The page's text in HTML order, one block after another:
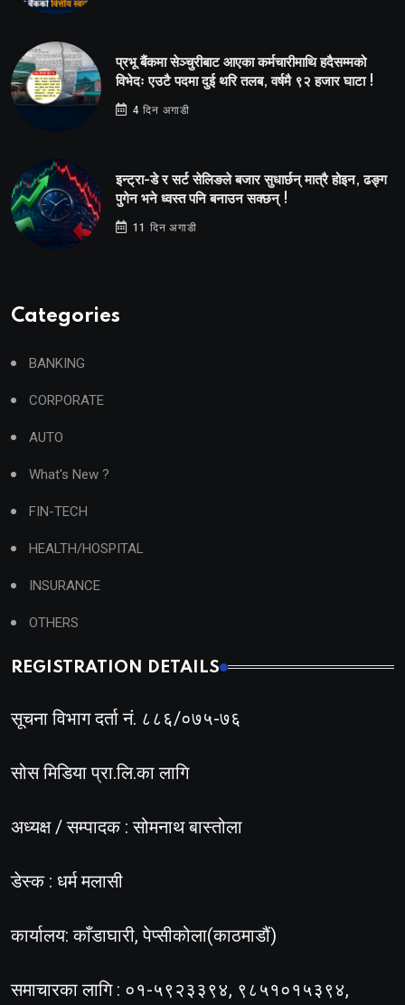
प्रभू बैंकमा सेञ्चुरीबाट आएका कर्मचारीमाथि हदैसम्मको
विभेदः एउटै पदमा दुई थरि तलब, वर्षमै ९२ हजार घाटा !
4 दिन अगाडी
इन्ट्रा-डे र सर्ट सेलिङले बजार सुधार्छन् मात्रै होइन, ढङ्ग
पुगेन भने ध्वस्त पनि बनाउन सक्छन् !
11 दिन अगाडी
Categories
BANKING
CORPORATE
AUTO
What's New ?
FIN-TECH
HEALTH/HOSPITAL
INSURANCE
OTHERS
REGISTRATION DETAILS
सूचना विभाग दर्ता नं. ८८६/०७५-७६
सोस मिडिया प्रा.लि.का लागि
अध्यक्ष / सम्पादक : सोमनाथ बास्तोला
डेस्क : धर्म मलासी
कार्यालय: काँडाघारी, पेप्सीकोला(काठमाडौं)
समाचारका लागि : ०१-५९२३३९४, ९८५१०१५३९४,